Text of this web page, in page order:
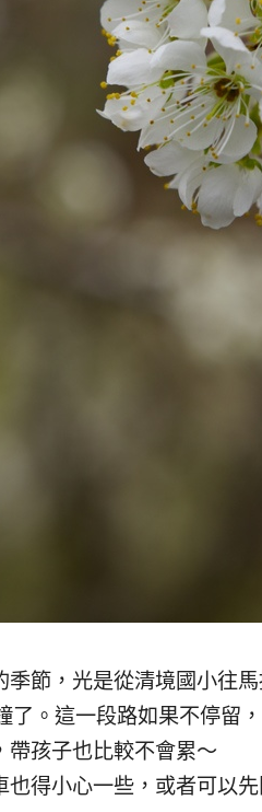
季節，光是從清境國小往
。這一段路如果不停留
孩子也比較不會累～
得小心一些，或者可以